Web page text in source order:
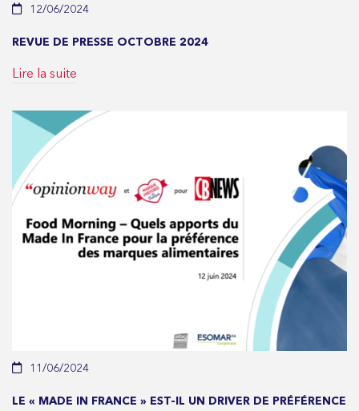
12/06/2024
REVUE DE PRESSE OCTOBRE 2024
Lire la suite
11/06/2024
LE « MADE IN FRANCE » EST-IL UN DRIVER DE PRÉFÉRENCE